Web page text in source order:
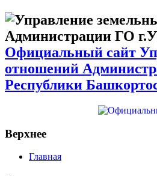
Официальный сайт
отношений
Республики
Верхнее
Главная